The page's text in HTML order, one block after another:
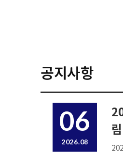
공지사항
06
2026.08
림